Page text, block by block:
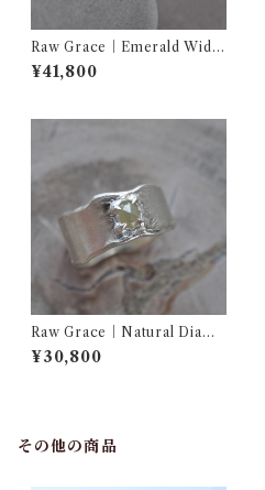
Raw Grace｜Emerald Wide
Ring エメラルド シルバー
ワイドリング
¥41,800
Raw Grace｜Natural Diamo
nd Wide Ring ナチュラル
ダイヤモンド ワイドリング
¥30,800
その他の商品